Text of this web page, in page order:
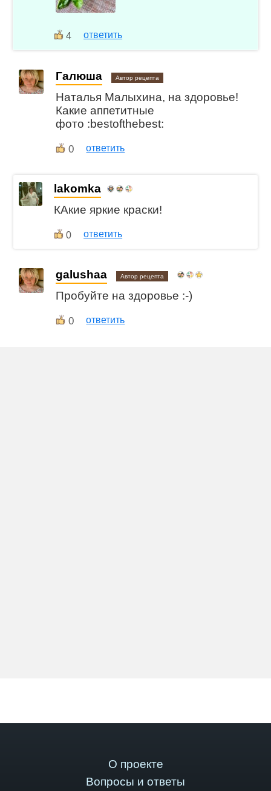
4 ответить
Галюша Автор рецепта
Наталья Малыхина, на здоровье!
Какие аппетитные
фото :bestofthebest:
0 ответить
lakomka
КАкие яркие краски!
0 ответить
galushaa Автор рецепта
Пробуйте на здоровье :-)
0 ответить
О проекте
Вопросы и ответы